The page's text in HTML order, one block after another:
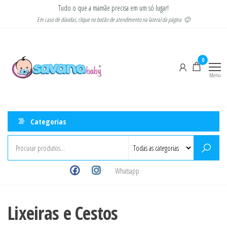
Tudo o que a mamãe precisa em um só lugar!
Em caso de dúvidas, clique no botão de atendimento na lateral da página 🙂
0
Menu
Categorias
Whatsapp
Lixeiras e Cestos